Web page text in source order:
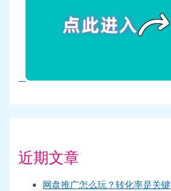
近期文章
网盘推广怎么玩？转化率是关键